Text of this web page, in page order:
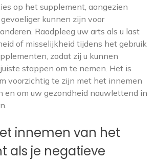
op het supplement, aangezien
kunnen zijn voor
Raadpleeg uw arts als u last
of misselijkheid tijdens het gebruik
zodat zij u kunnen
stappen om te nemen. Het is
voorzichtig te zijn met het innemen
en om uw gezondheid nauwlettend in
innemen van het
als je negatieve